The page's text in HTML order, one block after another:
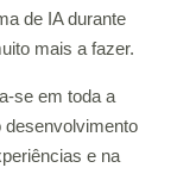
de IA durante
mais a fazer.
se em toda a
desenvolvimento
e na